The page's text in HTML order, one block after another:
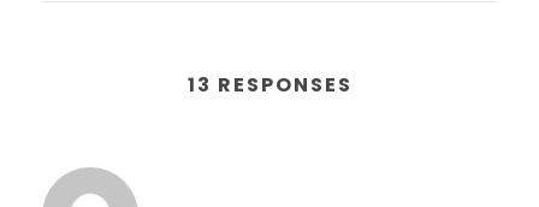
13 RESPONSES